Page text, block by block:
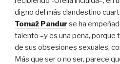
digno del más clandestino
Tomaž Pandurse ha
talento –y es una pena, porque
de sus obsesiones sexuales,
Más que ser o no ser, parece